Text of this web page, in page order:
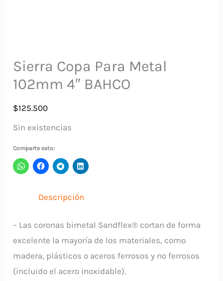
Sierra Copa Para Metal
102mm 4″ BAHCO
$125.500
Sin existencias
Comparte esto:
Descripción
– Las coronas bimetal Sandflex® cortan de forma
excelente la mayoría de los materiales, como
madera, plásticos o aceros ferrosos y no ferrosos
(incluido el acero inoxidable).